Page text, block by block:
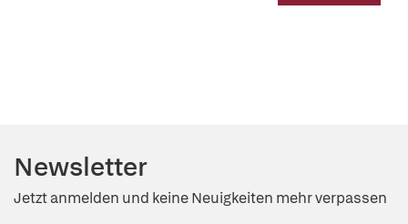
Newsletter
Jetzt anmelden und keine Neuigkeiten mehr verpassen